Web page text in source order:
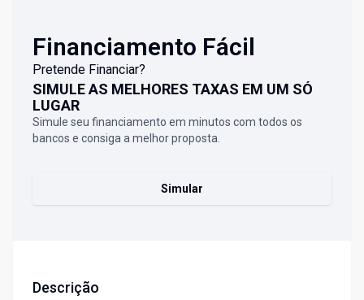
Financiamento Fácil
Pretende Financiar?
SIMULE AS MELHORES TAXAS EM UM SÓ
LUGAR
Simule seu financiamento em minutos com todos os
bancos e consiga a melhor proposta.
Simular
Descrição